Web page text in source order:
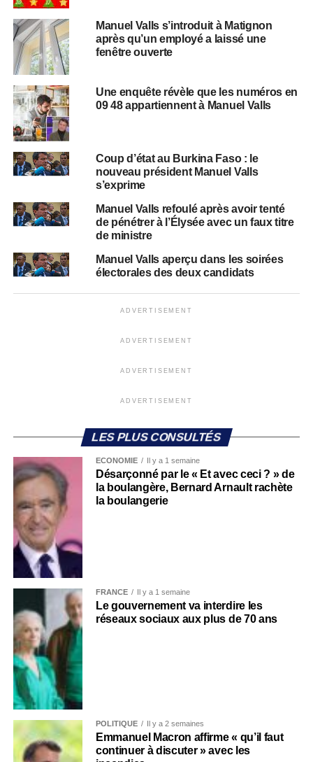
Manuel Valls s’introduit à Matignon
après qu’un employé a laissé une
fenêtre ouverte
Une enquête révèle que les numéros en
09 48 appartiennent à Manuel Valls
Coup d’état au Burkina Faso : le
nouveau président Manuel Valls
s’exprime
Manuel Valls refoulé après avoir tenté
de pénétrer à l’Élysée avec un faux titre
de ministre
Manuel Valls aperçu dans les soirées
électorales des deux candidats
ADVERTISEMENT
ADVERTISEMENT
ADVERTISEMENT
ADVERTISEMENT
LES PLUS CONSULTÉS
ECONOMIE Il y a 1 semaine
Désarçonné par le « Et avec ceci ? » de
la boulangère, Bernard Arnault rachète
la boulangerie
FRANCE Il y a 1 semaine
Le gouvernement va interdire les
réseaux sociaux aux plus de 70 ans
POLITIQUE Il y a 2 semaines
Emmanuel Macron affirme « qu’il faut
continuer à discuter » avec les